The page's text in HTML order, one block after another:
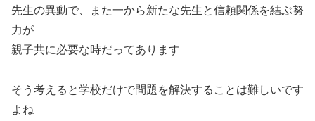
先生の異動で、また一から新たな先生と信頼関係を結ぶ努
力が
親子共に必要な時だってあります
そう考えると学校だけで問題を解決することは難しいです
よね